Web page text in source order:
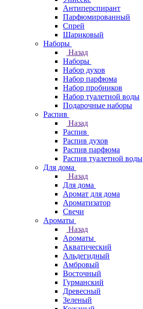
Антиперспирант
Парфюмированный
Спрей
Шариковый
Наборы
Назад
Наборы
Набор духов
Набор парфюма
Набор пробников
Набор туалетной воды
Подарочные наборы
Распив
Назад
Распив
Распив духов
Распив парфюма
Распив туалетной воды
Для дома
Назад
Для дома
Аромат для дома
Ароматизатор
Свечи
Ароматы
Назад
Ароматы
Акватический
Альдегидный
Амбровый
Восточный
Гурманский
Древесный
Зеленый